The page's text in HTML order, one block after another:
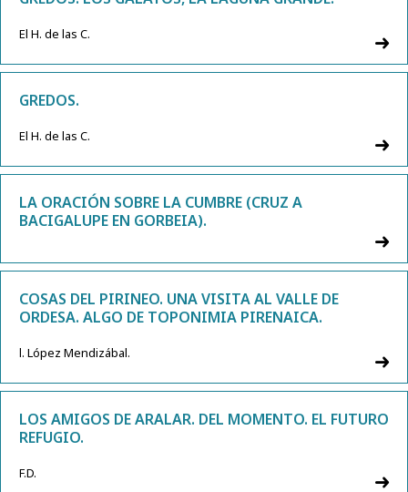
El H. de las C.
GREDOS.
El H. de las C.
LA ORACIÓN SOBRE LA CUMBRE (CRUZ A
BACIGALUPE EN GORBEIA).
COSAS DEL PIRINEO. UNA VISITA AL VALLE DE
ORDESA. ALGO DE TOPONIMIA PIRENAICA.
l. López Mendizábal.
LOS AMIGOS DE ARALAR. DEL MOMENTO. EL FUTURO
REFUGIO.
F.D.